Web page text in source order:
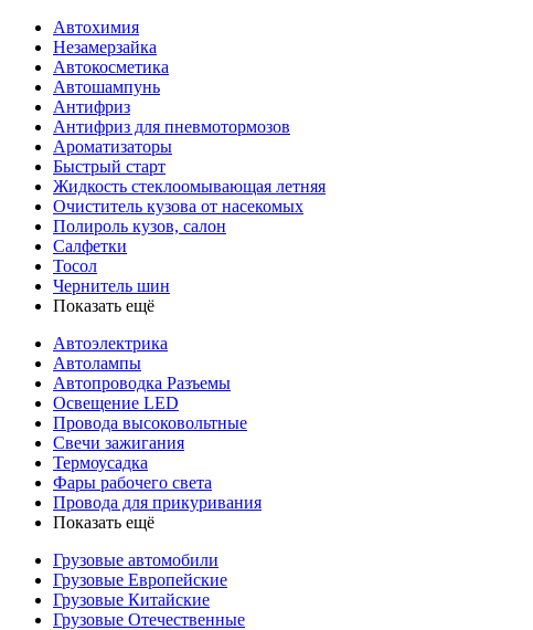
Автохимия
Незамерзайка
Автокосметика
Автошампунь
Антифриз
Антифриз для пневмотормозов
Ароматизаторы
Быстрый старт
Жидкость стеклоомывающая летняя
Очиститель кузова от насекомых
Полироль кузов, салон
Салфетки
Тосол
Чернитель шин
Показать ещё
Автоэлектрика
Автолампы
Автопроводка Разъемы
Освещение LED
Провода высоковольтные
Свечи зажигания
Термоусадка
Фары рабочего света
Провода для прикуривания
Показать ещё
Грузовые автомобили
Грузовые Европейские
Грузовые Китайские
Грузовые Отечественные